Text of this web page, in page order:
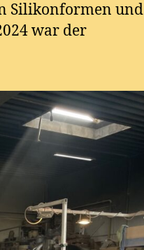
Silikonformen und
war der